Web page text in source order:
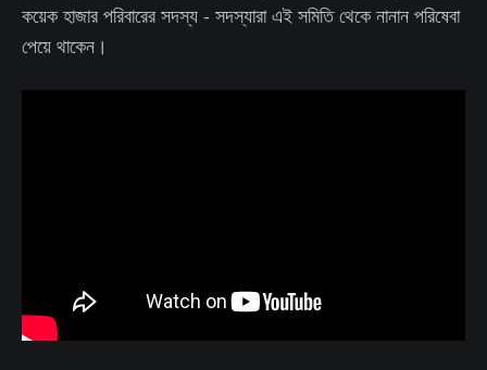
কয়েক হাজার পরিবারের সদস্য - সদস্যারা এই সমিতি থেকে নানান পরিষেবা
পেয়ে থাকেন।